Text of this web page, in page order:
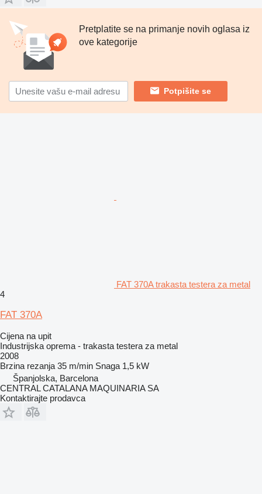
Pretplatite se na primanje novih oglasa iz
ove kategorije
Potpišite se
FAT 370A trakasta testera za metal
4
FAT 370A
Cijena na upit
Industrijska oprema - trakasta testera za metal
2008
Brzina rezanja 35 m/min Snaga 1,5 kW
Španjolska, Barcelona
CENTRAL CATALANA MAQUINARIA SA
Kontaktirajte prodavca